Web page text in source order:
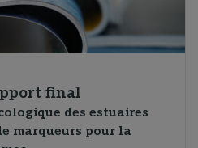
final
des estuaires
marqueurs pour la